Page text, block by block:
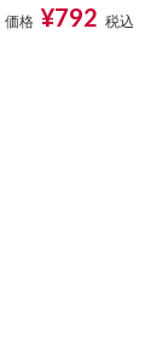
価格 ¥792 税込